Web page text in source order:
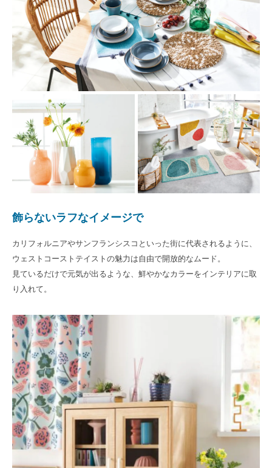
飾らないラフなイメージで
カリフォルニアやサンフランシスコといった街に代表されるように、
ウェストコーストテイストの魅力は自由で開放的なムード。
見ているだけで元気が出るような、鮮やかなカラーをインテリアに取
り入れて。